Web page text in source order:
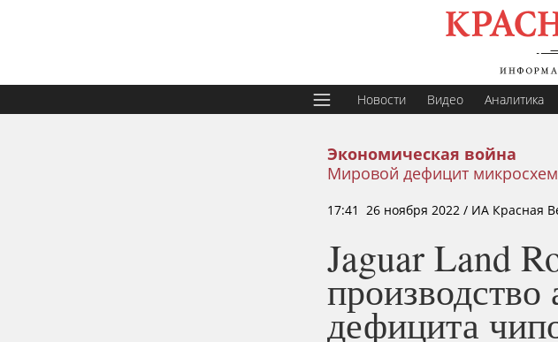
Новости Видео Аналитика
Экономическая война
Мировой дефицит микросхем
17:41 26 ноября 2022 / ИА Красная
Jaguar Land
производство
дефицита